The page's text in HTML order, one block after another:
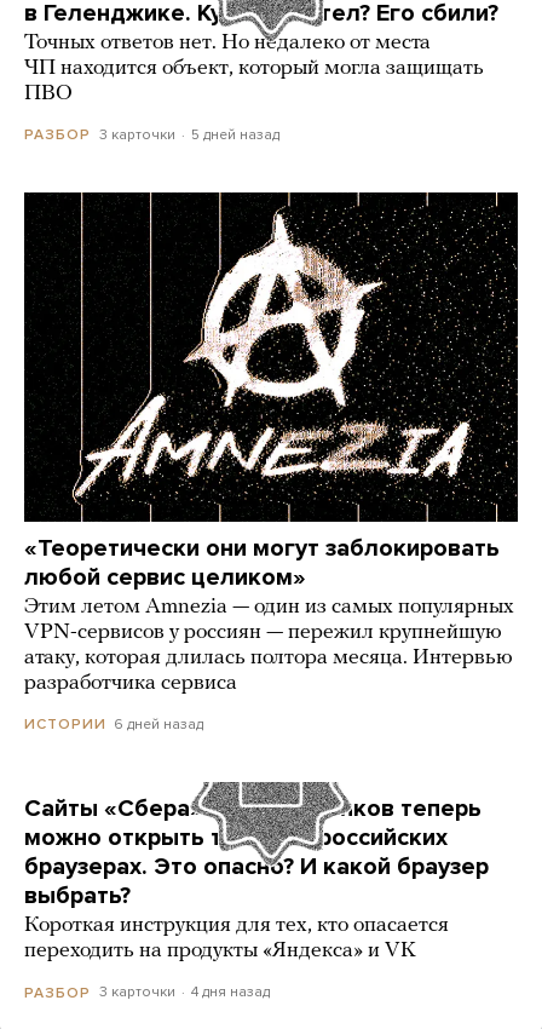
в Геленджике. Куда он летел? Его сбили?
Точных ответов нет. Но недалеко от места
ЧП находится объект, который могла защищать
ПВО
РАЗБОР 3 карточки 5 дней назад
«Теоретически они могут заблокировать
любой сервис целиком»
Этим летом Amnezia — один из самых популярных
VPN-сервисов у россиян — пережил крупнейшую
атаку, которая длилась полтора месяца. Интервью
разработчика сервиса
ИСТОРИИ 6 дней назад
Сайты «Сбера» и других банков теперь
можно открыть только в российских
браузерах. Это опасно? И какой браузер
выбрать?
Короткая инструкция для тех, кто опасается
переходить на продукты «Яндекса» и VK
РАЗБОР 3 карточки 4 дня назад